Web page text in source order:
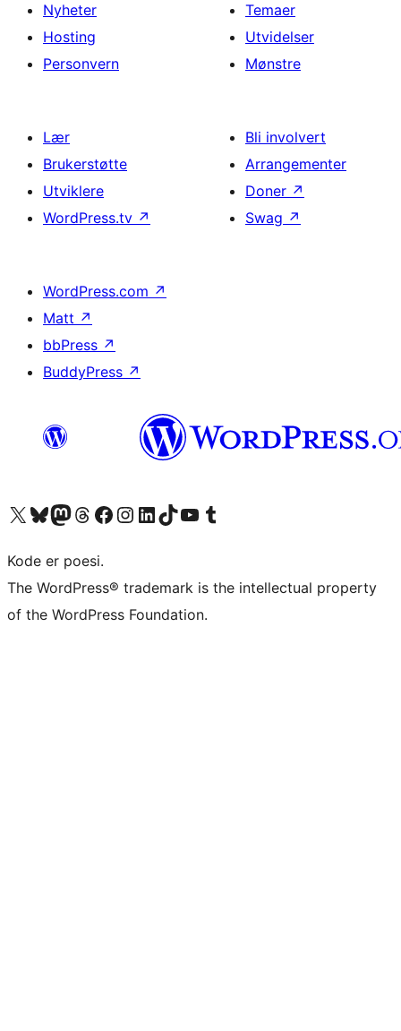
Nyheter
Hosting
Personvern
Temaer
Utvidelser
Mønstre
Lær
Brukerstøtte
Utviklere
WordPress.tv ↗
Bli involvert
Arrangementer
Doner ↗
Swag ↗
WordPress.com ↗
Matt ↗
bbPress ↗
BuddyPress ↗
Besøk vår konto på X Visit our Bluesky account
Besøk vår Mastodon-konto
Visit our Threads account
Besøk vår Facebook-sideBesøk vår Instagram-konto
Besøk vår LinkedIn-konto
Visit our TikTok account
Visit our YouTube channel
Visit our Tumblr account
Kode er poesi.
The WordPress® trademark is the intellectual property
of the WordPress Foundation.